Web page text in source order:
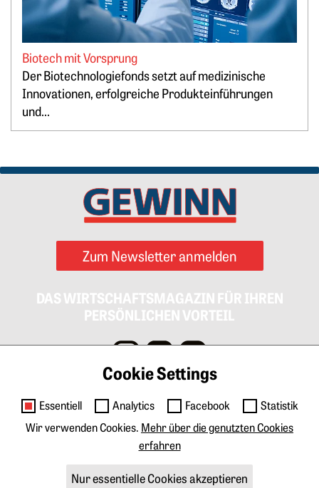
Springe zum Ende des Werbebanners
Biotech mit Vorsprung
Der Biotechnologiefonds setzt auf medizinische
Innovationen, erfolgreiche Produkteinführungen
und...
Zum Newsletter anmelden
DAS WIRTSCHAFTSMAGAZIN FÜR IHREN
PERSÖNLICHEN VORTEIL
Kontakt
Anzeigen & Marketing
Tarife Digital
Mediadaten
Cookie Settings
Essentiell Analytics Facebook
Statistik
Wir verwenden Cookies. Mehr über die genutzten Cookies
erfahren
Nur essentielle Cookies akzeptieren